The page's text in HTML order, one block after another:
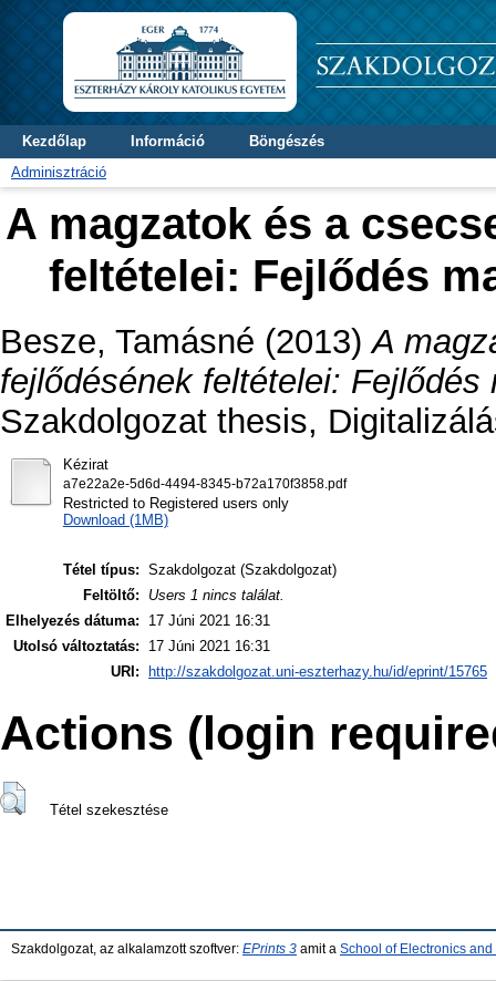
Kezdőlap Információ
Böngészés
Adminisztráció
A magzatok és a
feltételei: Fejlődés
Besze, Tamásné (2013)A
fejlődésének feltételei:
Szakdolgozat thesis,
Kézirat
a7e22a2e-5d6d-4494-8345-b72a170f3858.pdf
Restricted to Registered users only
Download (1MB)
Tétel típus: Szakdolgozat (Szakdolgozat)
Feltöltő:
Users 1 nincs találat.
Elhelyezés dátuma:
17 Júni 2021 16:31
Utolsó változtatás:
17 Júni 2021 16:31
URI:
http://szakdolgozat.uni-eszterhazy.hu/id/eprint/15765
Actions (login
Tétel szekesztése
Szakdolgozat, az alkalamzott szoftver: EPrints 3 amit a School of Electronics